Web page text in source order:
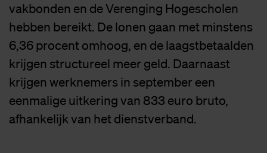
vakbonden en de Verenging Hogescholen
hebben bereikt. De lonen gaan met minstens
6,36 procent omhoog, en de laagstbetaalden
krijgen structureel meer geld. Daarnaast
krijgen werknemers in september een
eenmalige uitkering van 833 euro bruto,
afhankelijk van het dienstverband.